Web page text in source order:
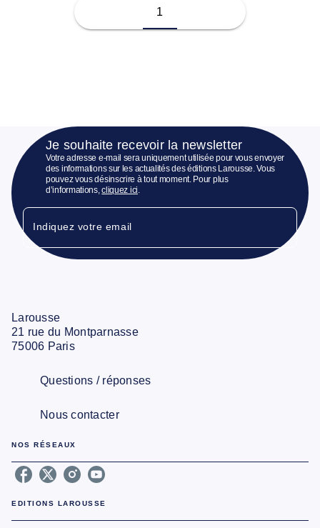
1
Je souhaite recevoir la newsletter
Votre adresse e-mail sera uniquement utilisée pour vous envoyer
des informations sur les actualités des éditions Larousse. Vous
pouvez vous désinscrire à tout moment. Pour plus
d’informations,cliquez ici
Indiquez votre email
Larousse
21 rue du Montparnasse
75006 Paris
Questions / réponses
Nous contacter
NOS RÉSEAUX
EDITIONS LAROUSSE